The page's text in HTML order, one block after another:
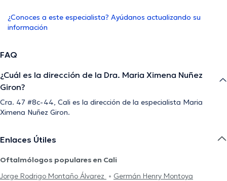
¿Conoces a este especialista? Ayúdanos actualizando su
información
FAQ
¿Cuál es la dirección de la Dra. Maria Ximena Nuñez
Giron?
Cra. 47 #8c-44, Cali es la dirección de la especialista Maria
Ximena Nuñez Giron.
Enlaces Útiles
Oftalmólogos populares en Cali
Jorge Rodrigo Montaño Álvarez
Germán Henry Montoya